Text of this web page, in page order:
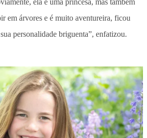
em árvores e é muito aventureira, ficou
personalidade briguenta”, enfatizou.